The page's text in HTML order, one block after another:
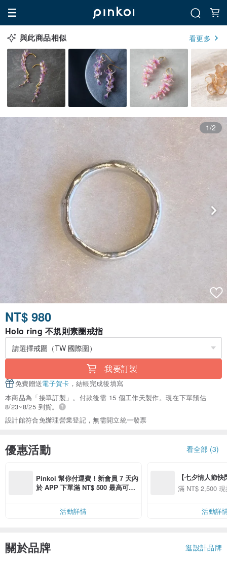
與此商品相似 看更多
1/2
NT$ 980
Holo ring 不規則素圈戒指
我要訂製
免費贈送電子賀卡 ，結帳完成後填寫
本商品為「接單訂製」。付款後需 15 個工作天製作。現在下單預估
8/23~8/25 到貨。
設計館符合免辦理營業登記，無需開立統一發票
優惠活動 看全部 (3)
Pinkoi 幫你付運費！新會員 7 天內
於 APP 下單滿 NT$ 500 最高可折
活動詳情
【七夕情人節
用 APP 購買任
滿 NT$ 2,500
活動詳
關於品牌 逛設計品牌